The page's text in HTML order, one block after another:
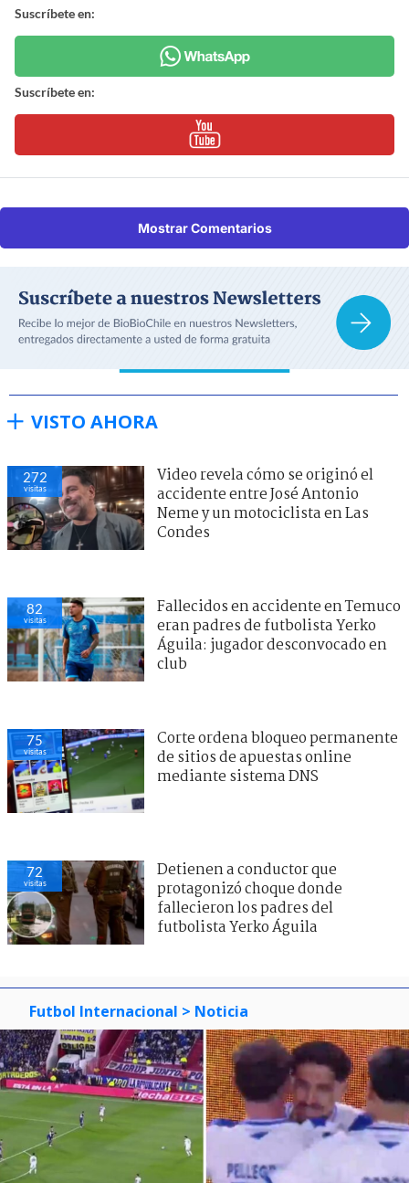
Suscríbete en:
Suscríbete en:
Mostrar Comentarios
VISTO AHORA
272
visitas
Video revela cómo se originó el
accidente entre José Antonio
Neme y un motociclista en Las
Condes
82
visitas
Fallecidos en accidente en Temuco
eran padres de futbolista Yerko
Águila: jugador desconvocado en
club
75
visitas
Corte ordena bloqueo permanente
de sitios de apuestas online
mediante sistema DNS
72
visitas
Detienen a conductor que
protagonizó choque donde
fallecieron los padres del
futbolista Yerko Águila
Futbol Internacional > Noticia